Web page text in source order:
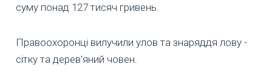
суму понад 127 тисяч гривень.
Правоохоронці вилучили улов та знаряддя лову -
сітку та дерев'яний човен.